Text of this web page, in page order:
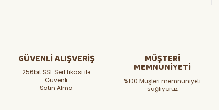
GÜVENLİ ALIŞVERİŞ
256bit SSL Sertifikası ile
Güvenli
Satın Alma
MÜŞTERİ
MEMNUNİYETİ
%100 Müşteri memnuniyeti
sağlıyoruz